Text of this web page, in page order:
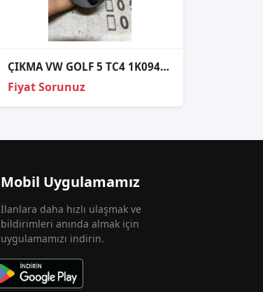
ÇIKMA VW GOLF 5 TC4 1K0941431N TC41K0941431N FAR ANAHTARI
Fiyat Sorunuz
Mobil Uygulamamız
İlanlara daha hızlı ulaşmak ve
bildirimleri anında almak için
uygulamamızı indirin.